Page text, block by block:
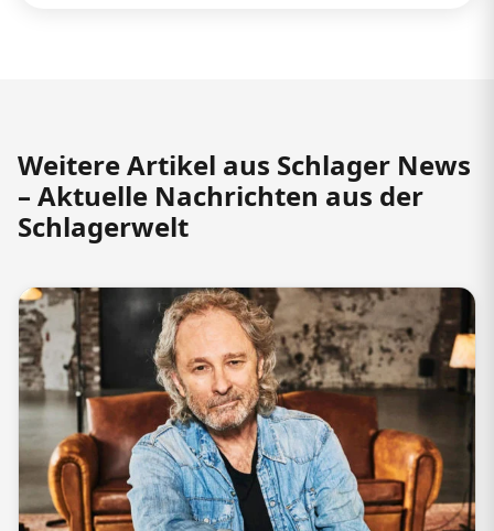
Weitere Artikel aus Schlager News
– Aktuelle Nachrichten aus der
Schlagerwelt